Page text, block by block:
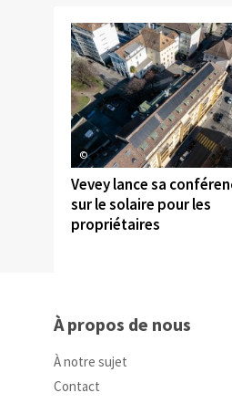
©
Vevey lance sa
sur le solaire pour les
propriétaires
À propos de nous
À notre sujet
Contact